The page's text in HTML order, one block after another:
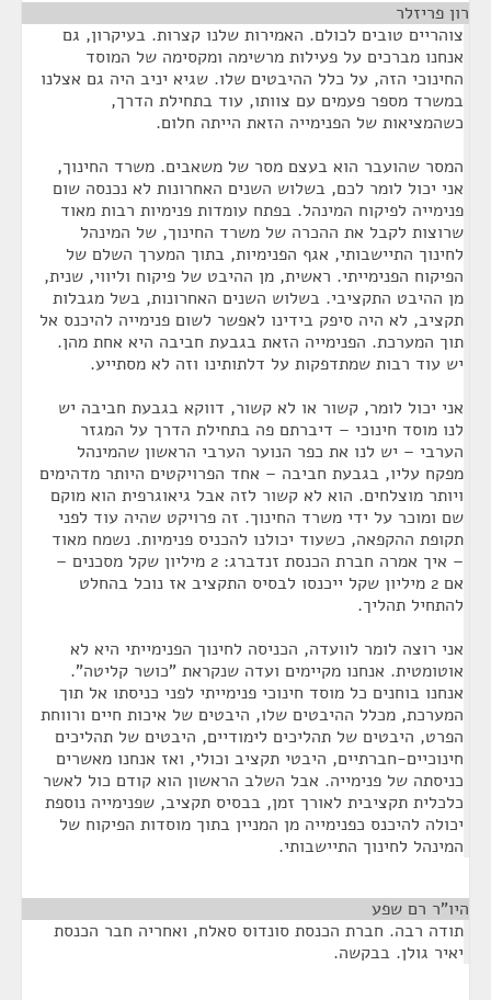
רון פריזלר
צוהריים טובים לכולם. האמירות שלנו קצרות. בעיקרון, גם
אנחנו מברכים על פעילות מרשימה ומקסימה של המוסד
החינוכי הזה, על כלל ההיבטים שלו. שגיא יניב היה גם אצלנו
במשרד מספר פעמים עם צוותו, עוד בתחילת הדרך,
כשהמציאות של הפנימייה הזאת הייתה חלום.
המסר שהועבר הוא בעצם מסר של משאבים. משרד החינוך,
אני יכול לומר לכם, בשלוש השנים האחרונות לא נכנסה שום
פנימייה לפיקוח המינהל. בפתח עומדות פנימיות רבות מאוד
שרוצות לקבל את ההכרה של משרד החינוך, של המינהל
לחינוך התיישבותי, אגף הפנימיות, בתוך המערך השלם של
הפיקוח הפנימייתי. ראשית, מן ההיבט של פיקוח וליווי, שנית,
מן ההיבט התקציבי. בשלוש השנים האחרונות, בשל מגבלות
תקציב, לא היה סיפק בידינו לאפשר לשום פנימייה להיכנס אל
תוך המערכת. הפנימייה הזאת בגבעת חביבה היא אחת מהן.
יש עוד רבות שמתדפקות על דלתותינו וזה לא מסתייע.
אני יכול לומר, קשור או לא קשור, דווקא בגבעת חביבה יש
לנו מוסד חינוכי – דיברתם פה בתחילת הדרך על המגזר
הערבי – יש לנו את כפר הנוער הערבי הראשון שהמינהל
מפקח עליו, בגבעת חביבה – אחד הפרויקטים היותר מדהימים
ויותר מוצלחים. הוא לא קשור לזה אבל גיאוגרפית הוא מוקם
שם ומוכר על ידי משרד החינוך. זה פרויקט שהיה עוד לפני
תקופת ההקפאה, כשעוד יכולנו להכניס פנימיות. נשמח מאוד
– איך אמרה חברת הכנסת זנדברג: 2 מיליון שקל מסכנים –
אם 2 מיליון שקל ייכנסו לבסיס התקציב אז נוכל בהחלט
להתחיל תהליך.
אני רוצה לומר לוועדה, הכניסה לחינוך הפנימייתי היא לא
אוטומטית. אנחנו מקיימים ועדה שנקראת "כושר קליטה".
אנחנו בוחנים כל מוסד חינוכי פנימייתי לפני כניסתו אל תוך
המערכת, מכלל ההיבטים שלו, היבטים של איכות חיים ורווחת
הפרט, היבטים של תהליכים לימודיים, היבטים של תהליכים
חינוכיים-חברתיים, היבטי תקציב וכולי, ואז אנחנו מאשרים
כניסתה של פנימייה. אבל השלב הראשון הוא קודם כול לאשר
כלכלית תקציבית לאורך זמן, בבסיס תקציב, שפנימייה נוספת
יכולה להיכנס כפנימייה מן המניין בתוך מוסדות הפיקוח של
המינהל לחינוך התיישבותי.
היו"ר רם שפע
תודה רבה. חברת הכנסת סונדוס סאלח, ואחריה חבר הכנסת
יאיר גולן. בבקשה.